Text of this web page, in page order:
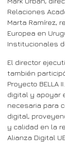
Relaciones
Marta Ramírez,
Europea en
Institucionales
El director
también
Proyecto BELLA
digital y apoyar
necesaria para
digital,
y calidad en la
Alianza Digital